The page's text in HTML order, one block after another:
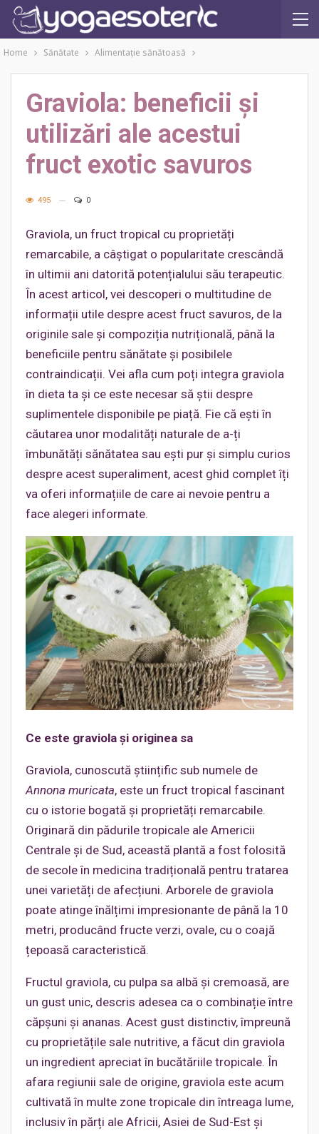
Home Sănătate Alimentaţie sănătoasă
Graviola: beneficii și
utilizări ale acestui
fruct exotic savuros
495 0
Graviola, un fruct tropical cu proprietăți
remarcabile, a câștigat o popularitate crescândă
în ultimii ani datorită potențialului său terapeutic.
În acest articol, vei descoperi o multitudine de
informații utile despre acest fruct savuros, de la
originile sale și compoziția nutrițională, până la
beneficiile pentru sănătate și posibilele
contraindicații. Vei afla cum poți integra graviola
în dieta ta și ce este necesar să știi despre
suplimentele disponibile pe piață. Fie că ești în
căutarea unor modalități naturale de a-ți
îmbunătăți sănătatea sau ești pur și simplu curios
despre acest superaliment, acest ghid complet îți
va oferi informațiile de care ai nevoie pentru a
face alegeri informate.
Ce este graviola și originea sa
Graviola, cunoscută științific sub numele de
Annona muricata, este un fruct tropical fascinant
cu o istorie bogată și proprietăți remarcabile.
Originară din pădurile tropicale ale Americii
Centrale și de Sud, această plantă a fost folosită
de secole în medicina tradițională pentru tratarea
unei varietăți de afecțiuni. Arborele de graviola
poate atinge înălțimi impresionante de până la 10
metri, producând fructe verzi, ovale, cu o coajă
țepoasă caracteristică.
Fructul graviola, cu pulpa sa albă și cremoasă, are
un gust unic, descris adesea ca o combinație între
căpșuni și ananas. Acest gust distinctiv, împreună
cu proprietățile sale nutritive, a făcut din graviola
un ingredient apreciat în bucătăriile tropicale. În
afara regiunii sale de origine, graviola este acum
cultivată în multe zone tropicale din întreaga lume,
inclusiv în părți ale Africii, Asiei de Sud-Est și